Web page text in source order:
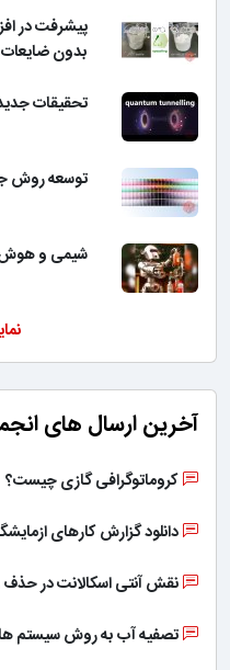
پیشرفت در
بدون
تحقیقات
توسعه روش
شیمی و
آخرین ارسال های
کروماتوگرافی گازی چیست؟
دانلود گزارش کارهای
نقش آنتی اسکالانت در
تصفیه آب به روش سیستم